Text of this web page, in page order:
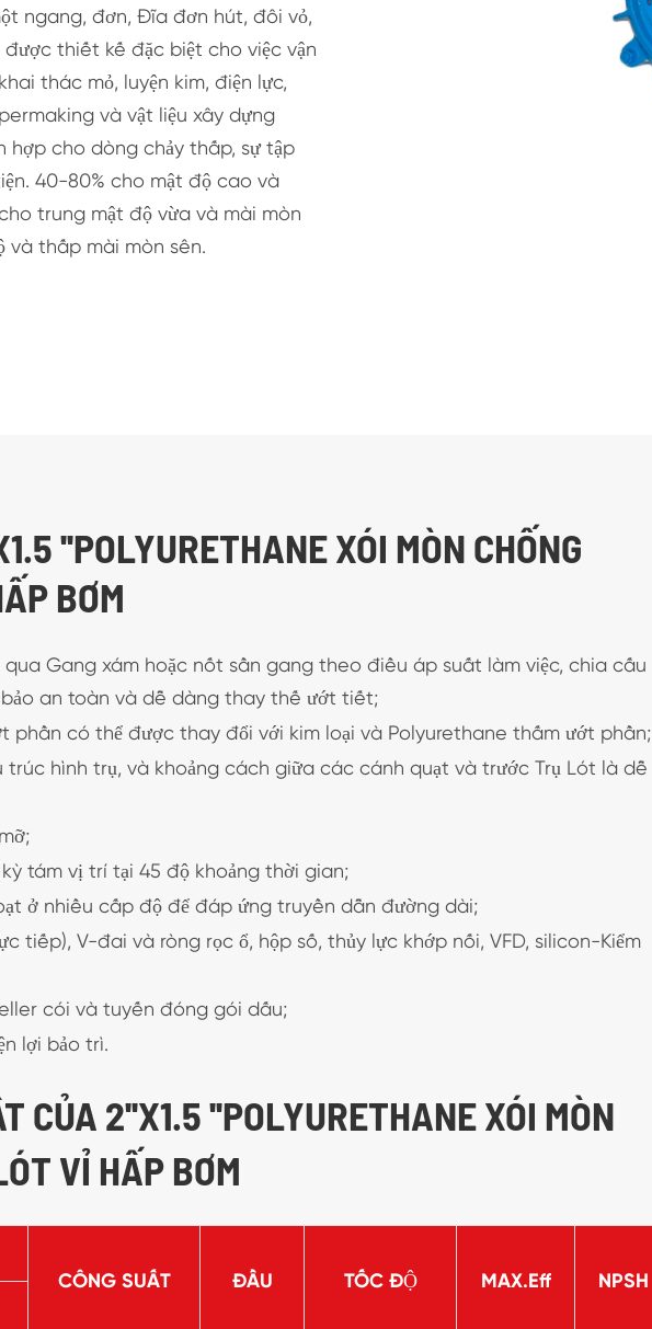
ngang, đơn, Đĩa đơn hút, đôi vỏ,
thiết kế đặc biệt cho việc vận
thác mỏ, luyện kim, điện lực,
và vật liệu xây dựng
hợp cho dòng chảy thấp, sự tập
40-80% cho mật độ cao và
trung mật độ vừa và mài mòn
và thấp mài mòn sên.
''POLYURETHANE XÓI MÒN CHỐNG
BƠM
Gang xám hoặc nốt sần gang theo điều áp suất làm việc, chia cấu
an toàn và dễ dàng thay thế ướt tiết;
phần có thể được thay đổi với kim loại và Polyurethane thấm ướt phần;
hình trụ, và khoảng cách giữa các cánh quạt và trước Trụ Lót là dễ
tám vị trí tại 45 độ khoảng thời gian;
ở nhiều cấp độ để đáp ứng truyền dẫn đường dài;
tiếp), V-đai và ròng rọc ổ, hộp số, thủy lực khớp nối, VFD, silicon-Kiểm
cói và tuyến đóng gói dấu;
lợi bảo trì.
CỦA 2''X1.5 ''POLYURETHANE XÓI MÒN
VỈ HẤP BƠM
CÔNG SUẤT
ĐẦU TỐC ĐỘ MAX.Eff
NPSH